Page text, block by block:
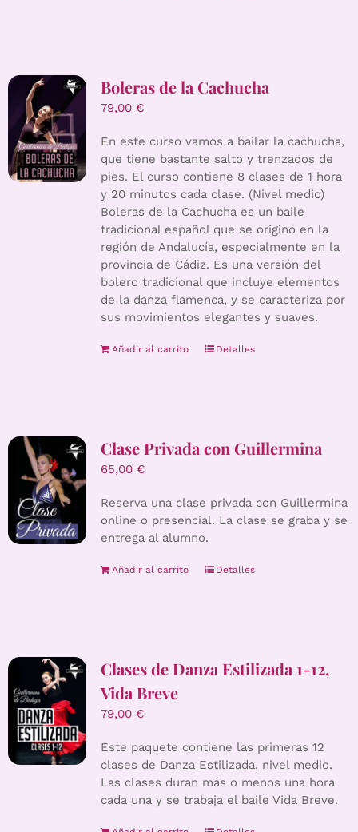
Boleras de la Cachucha
79,00 €
En este curso vamos a bailar la cachucha,
que tiene bastante salto y trenzados de
pies. El curso contiene 8 clases de 1 hora
y 20 minutos cada clase. (Nivel medio)
Boleras de la Cachucha es un baile
tradicional español que se originó en la
región de Andalucía, especialmente en la
provincia de Cádiz. Es una versión del
bolero tradicional que incluye elementos
de la danza flamenca, y se caracteriza por
sus movimientos elegantes y suaves.
Añadir al carrito Detalles
Clase Privada con Guillermina
65,00 €
Reserva una clase privada con Guillermina
online o presencial. La clase se graba y se
entrega al alumno.
Añadir al carrito Detalles
Clases de Danza Estilizada 1-12,
Vida Breve
79,00 €
Este paquete contiene las primeras 12
clases de Danza Estilizada, nivel medio.
Las clases duran más o menos una hora
cada una y se trabaja el baile Vida Breve.